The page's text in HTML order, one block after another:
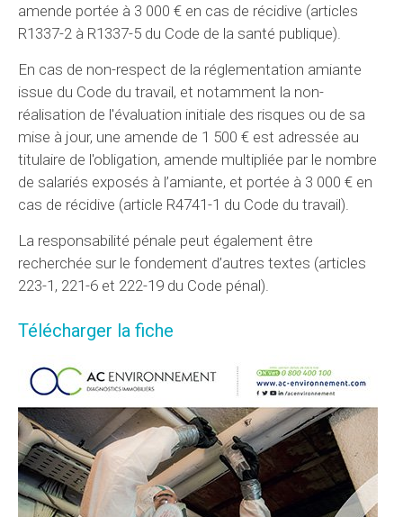
amende portée à 3 000 € en cas de récidive (articles
R1337-2 à R1337-5 du Code de la santé publique).
En cas de non-respect de la réglementation amiante
issue du Code du travail, et notamment la non-
réalisation de l'évaluation initiale des risques ou de sa
mise à jour, une amende de 1 500 € est adressée au
titulaire de l'obligation, amende multipliée par le nombre
de salariés exposés à l’amiante, et portée à 3 000 € en
cas de récidive (article R4741-1 du Code du travail).
La responsabilité pénale peut également être
recherchée sur le fondement d’autres textes (articles
223-1, 221-6 et 222-19 du Code pénal).
Télécharger la fiche